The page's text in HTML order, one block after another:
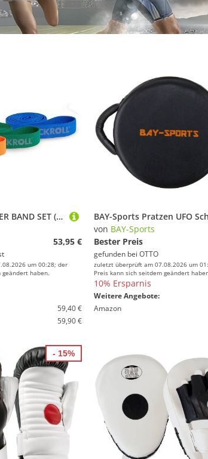
BLACKROLL SUPER BAND SET (3 Stärken) | A001154
53,95 €
um 00:28; der
geändert haben.
59,40 €
59,90 €
von BAY-Sports
Bester Preis
gefunden bei OTTO
zuletzt überprüft am 07.08.2026 um
Preis kann sich seitdem geändert
10% Ersparnis
Weitere Angebote:
Amazon
- 15%